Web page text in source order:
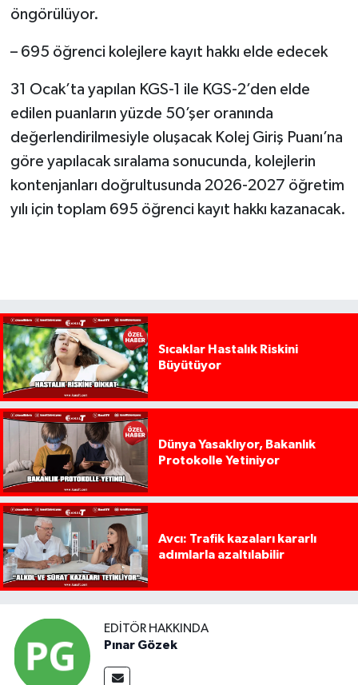
öngörülüyor.
– 695 öğrenci kolejlere kayıt hakkı elde edecek
31 Ocak’ta yapılan KGS-1 ile KGS-2’den elde
edilen puanların yüzde 50’şer oranında
değerlendirilmesiyle oluşacak Kolej Giriş Puanı’na
göre yapılacak sıralama sonucunda, kolejlerin
kontenjanları doğrultusunda 2026-2027 öğretim
yılı için toplam 695 öğrenci kayıt hakkı kazanacak.
Sıcaklar Hastalık Riskini
Büyütüyor
Dünya Yasaklıyor, Bakanlık
Protokolle Yetiniyor
Avcı: Trafik kazaları kararlı
adımlarla azaltılabilir
EDITÖR HAKKINDA
Pınar Gözek